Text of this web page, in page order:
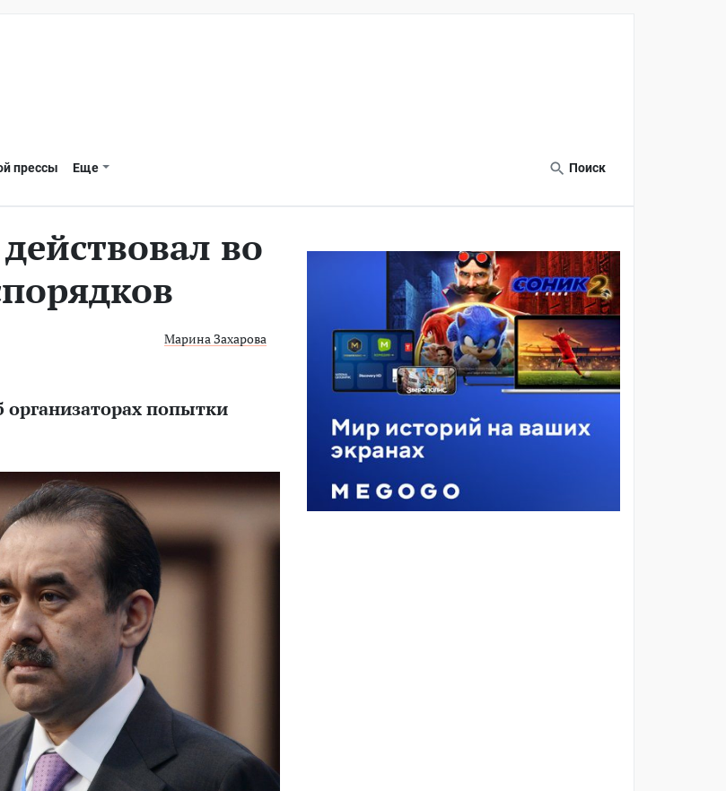
прессы Еще Поиск
во
Марина Захарова
организаторах попытки